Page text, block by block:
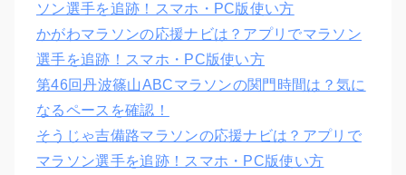
ソン選手を追跡！スマホ・PC版使い方
かがわマラソンの応援ナビは？アプリでマラソン
選手を追跡！スマホ・PC版使い方
第46回丹波篠山ABCマラソンの関門時間は？気に
なるペースを確認！
そうじゃ吉備路マラソンの応援ナビは？アプリで
マラソン選手を追跡！スマホ・PC版使い方